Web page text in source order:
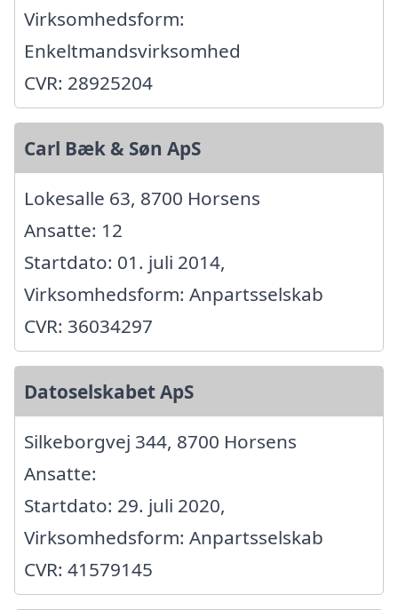
Virksomhedsform:
Enkeltmandsvirksomhed
CVR: 28925204
Carl Bæk & Søn ApS
Lokesalle 63, 8700 Horsens
Ansatte: 12
Startdato: 01. juli 2014,
Virksomhedsform: Anpartsselskab
CVR: 36034297
Datoselskabet ApS
Silkeborgvej 344, 8700 Horsens
Ansatte:
Startdato: 29. juli 2020,
Virksomhedsform: Anpartsselskab
CVR: 41579145